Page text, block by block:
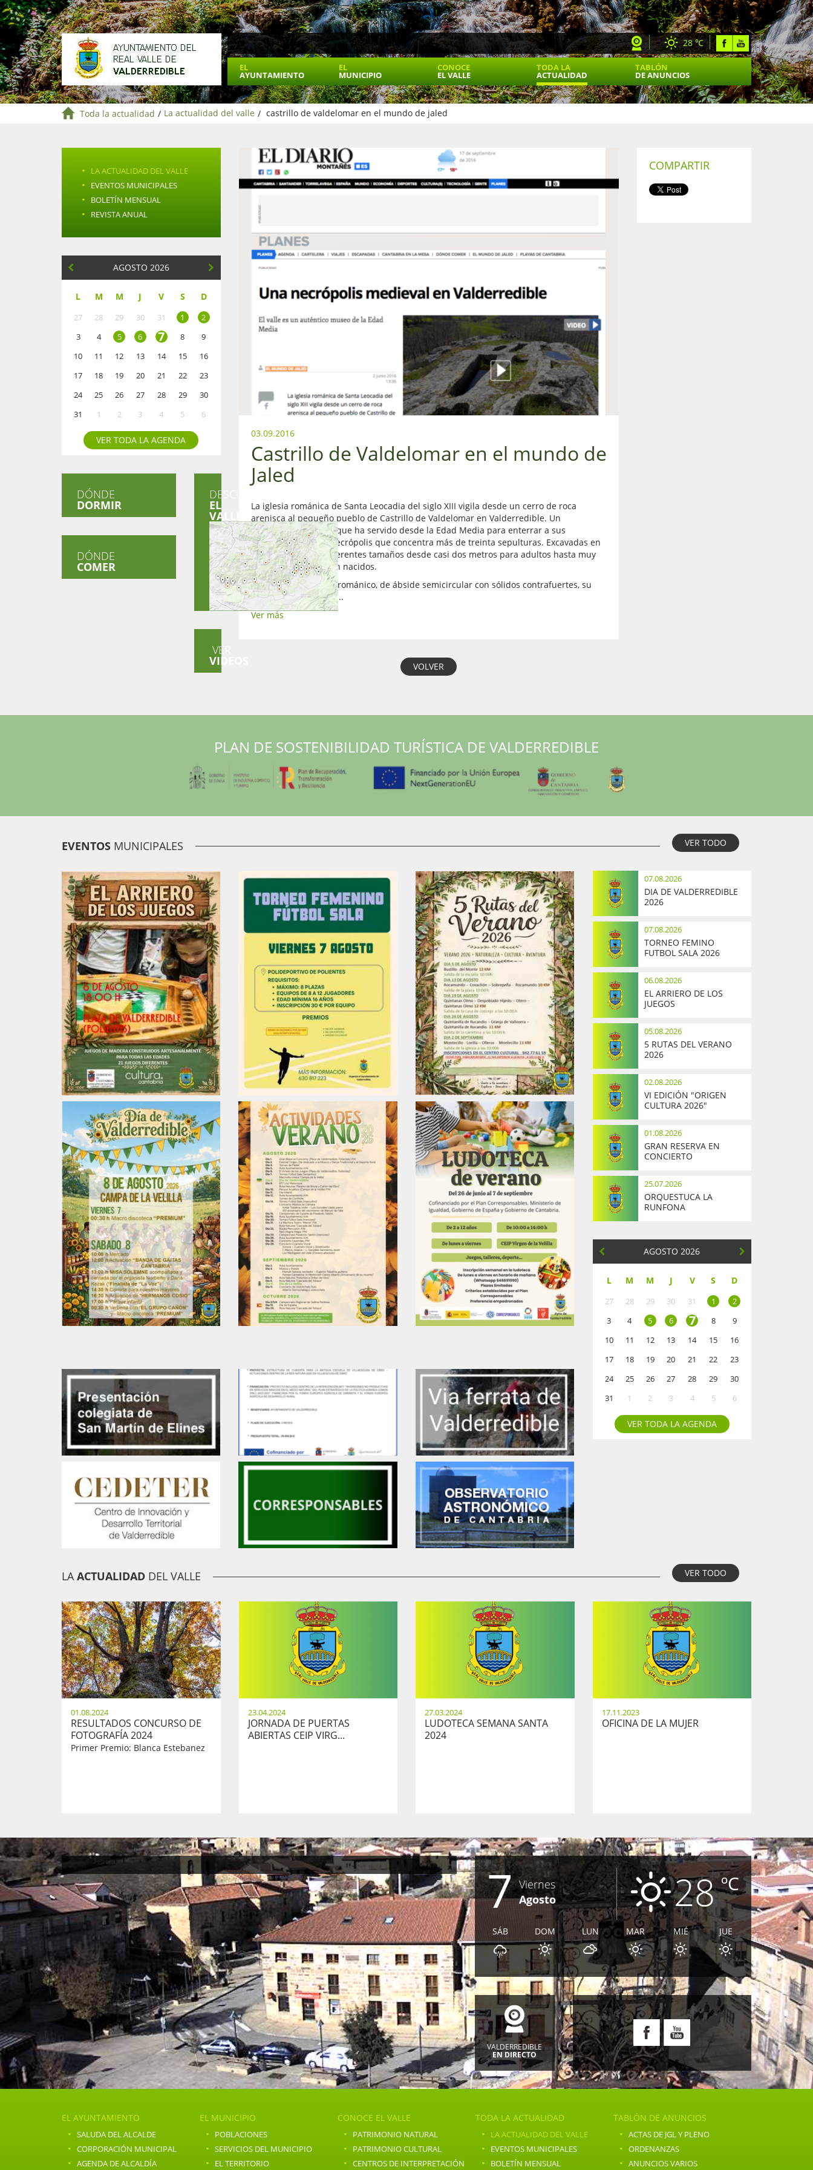
28 ℃
EL
AYUNTAMIENTO
EL
MUNICIPIO
CONOCE
EL VALLE
TODA LA
ACTUALIDAD
TABLÓN
DE ANUNCIOS
Toda la actualidad / La actualidad del valle / castrillo de valdelomar en el mundo de jaled
03.09.2016
Castrillo de Valdelomar en el mundo de
Jaled
La iglesia románica de Santa Leocadia del siglo XIII vigila desde un cerro de roca
arenisca al pequeño pueblo de Castrillo de Valdelomar en Valderredible. Un
promontorio natural que ha servido desde la Edad Media para enterrar a sus
pobladores en una necrópolis que concentra más de treinta sepulturas. Excavadas en
pura roca reúnen diferentes tamaños desde casi dos metros para adultos hasta muy
pequeñas para recién nacidos.
Aunque el templo es románico, de ábside semicircular con sólidos contrafuertes, su
torre rectangular fue...
Ver más
VOLVER
COMPARTIR
· LA ACTUALIDAD DEL VALLE
· EVENTOS MUNICIPALES
· BOLETÍN MENSUAL
· REVISTA ANUAL
AGOSTO 2026
L M M J V S D
27 28 29 30 31 1
2
3
4 5 6 7 8
9
10
11 12 13 14 15
16
17
18 19 20 21 22
23
24
25 26 27 28 29
30
31
1 2 3 4 5 6
VER TODA LA AGENDA
DÓNDE
DORMIR
DÓNDE
COMER
DESCUBRE
EL
VALLE
VER
VIDEOS
PLAN DE SOSTENIBILIDAD TURÍSTICA DE VALDERREDIBLE
EVENTOS MUNICIPALES VER TODO
07.08.2026
DIA DE VALDERREDIBLE
2026
07.08.2026
TORNEO FEMINO
FUTBOL SALA 2026
06.08.2026
EL ARRIERO DE LOS
JUEGOS
05.08.2026
5 RUTAS DEL VERANO
2026
02.08.2026
VI EDICIÓN "ORIGEN
CULTURA 2026"
01.08.2026
GRAN RESERVA EN
CONCIERTO
25.07.2026
ORQUESTUCA LA
RUNFONA
AGOSTO 2026
L M M J V S D
27 28 29 30 31 1
2
3
4 5 6 7 8
9
10
11 12 13 14 15
16
17
18 19 20 21 22
23
24
25 26 27 28 29
30
31
1 2 3 4 5 6
VER TODA LA AGENDA
LAACTUALIDAD DEL VALLE VER TODO
01.08.2024
RESULTADOS CONCURSO DE
FOTOGRAFÍA 2024
Primer Premio: Blanca Estebanez
23.04.2024
JORNADA DE PUERTAS
ABIERTAS CEIP VIRG...
27.03.2024
LUDOTECA SEMANA SANTA
2024
17.11.2023
OFICINA DE LA MUJER
ºC
28
7 Viernes
Agosto
SÁB DOM LUN MAR MIÉ JUE
VALDERREDIBLE
EN DIRECTO
EL AYUNTAMIENTO
· SALUDA DEL ALCALDE
· CORPORACIÓN MUNICIPAL
· AGENDA DE ALCALDÍA
EL MUNICIPIO
· POBLACIONES
· SERVICIOS DEL MUNICIPIO
· EL TERRITORIO
CONOCE EL VALLE
· PATRIMONIO NATURAL
· PATRIMONIO CULTURAL
· CENTROS DE INTERPRETACIÓN
TODA LA ACTUALIDAD
· LA ACTUALIDAD DEL VALLE
· EVENTOS MUNICIPALES
· BOLETÍN MENSUAL
TABLÓN DE ANUNCIOS
· ACTAS DE JGL Y PLENO
· ORDENANZAS
· ANUNCIOS VARIOS